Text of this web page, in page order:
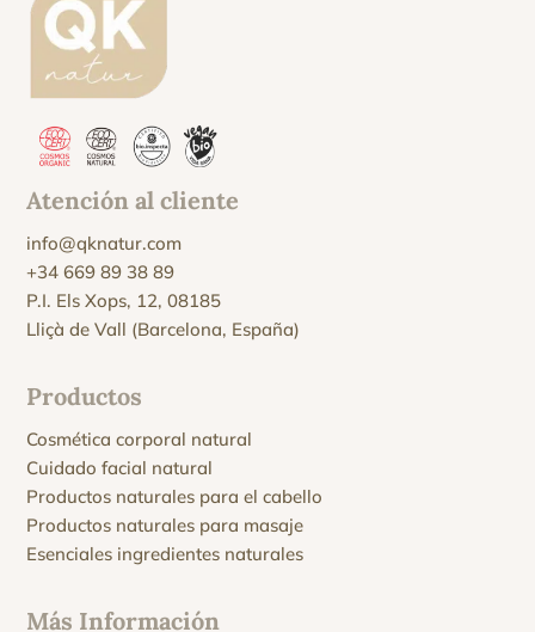
Atención al cliente
info@qknatur.com
+34 669 89 38 89
P.I. Els Xops, 12, 08185
Lliçà de Vall (Barcelona, España)
Productos
Cosmética corporal natural
Cuidado facial natural
Productos naturales para el cabello
Productos naturales para masaje
Esenciales ingredientes naturales
Más Información